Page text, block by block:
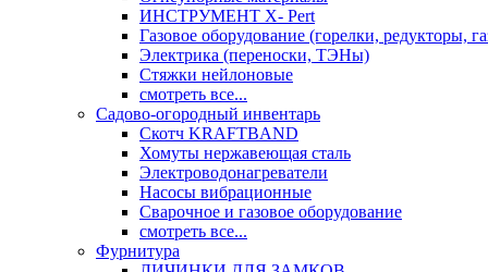
ИНСТРУМЕНТ X- Pert
Газовое оборудование (горелки, редукторы,
Электрика (переноски, ТЭНы)
Стяжки нейлоновые
смотреть все...
Садово-огородный инвентарь
Скотч KRAFTBAND
Хомуты нержавеющая сталь
Электроводонагреватели
Насосы вибрационные
Сварочное и газовое оборудование
смотреть все...
Фурнитура